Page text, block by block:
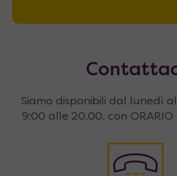
Siamo disponibili dal lunedì
9:00 alle 20.00, con ORARIO